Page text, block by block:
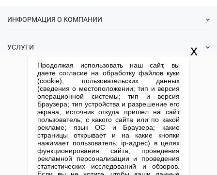
ИНФОРМАЦИЯ О КОМПАНИИ
О нас
Спецпредложения
УСЛУГИ
Готовые фирмы
Продажа фирм
Регистрация
Ликвидация
Регистрация изменений
Юридические адреса
Открытие юр. лица
КОНТАКТНАЯ ИНФОРМАЦИЯ
+7 (495) 740-38-07
(По Москве)
mail@1-urist.ru
Спросить у юриста
Москва, ул. Сущевский вал,
дом 5, стр. 3
Письмо директору
Столичный центр помощи бизнесу 2013-2026. Все права защищены.
Продолжая использовать наш сайт, вы
даете согласие на обработку файлов куки
(cookie), пользовательских данных
(сведения о местоположении; тип и версия
операционной системы; тип и версия
Браузера; тип устройства и разрешение его
экрана; источник откуда пришел на сайт
пользователь; с какого сайта или по какой
рекламе; язык ОС и Браузера; какие
страницы открывает и на какие кнопки
нажимает пользователь; ip-адрес) в целях
функционирования сайта, проведения
рекламной персонализации и проведения
статистических исследований и обзоров.
x